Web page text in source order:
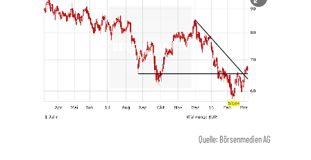
Quelle: Börsenmedien AG